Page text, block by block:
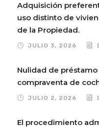
Adquisición
uso distinto de
de la Propiedad.
JULIO 3, 2026
Nulidad de
compraventa de
JULIO 2, 2026
El procedimiento